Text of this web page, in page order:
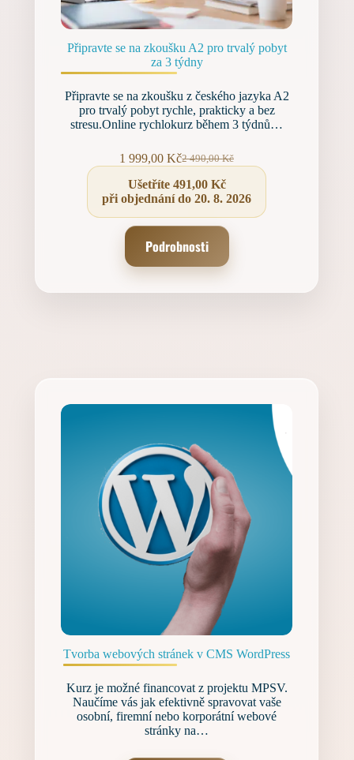
Připravte se na zkoušku A2 pro trvalý pobyt
za 3 týdny
Připravte se na zkoušku z českého jazyka A2
pro trvalý pobyt rychle, prakticky a bez
stresu.Online rychlokurz během 3 týdnů…
2 490,00Kč
Původní
cena
byla:
2 490,00 Kč.
1 999,00KčAktuální
cena
je:
1 999,00 Kč.
Ušetříte 491,00 Kč
při objednání do 20. 8. 2026
Podrobnosti
Tvorba webových stránek v CMS WordPress
Kurz je možné financovat z projektu MPSV.
Naučíme vás jak efektivně spravovat vaše
osobní, firemní nebo korporátní webové
stránky na…